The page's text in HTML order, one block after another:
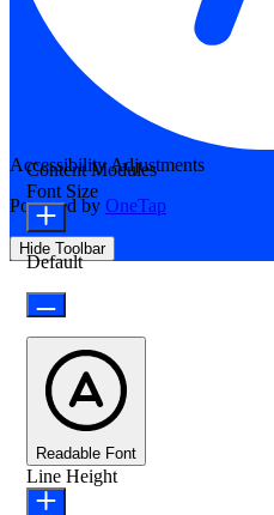
Accessibility Adjustments
Powered by OneTap
Hide Toolbar
Content Modules
Font Size
Default
Readable Font
Line Height